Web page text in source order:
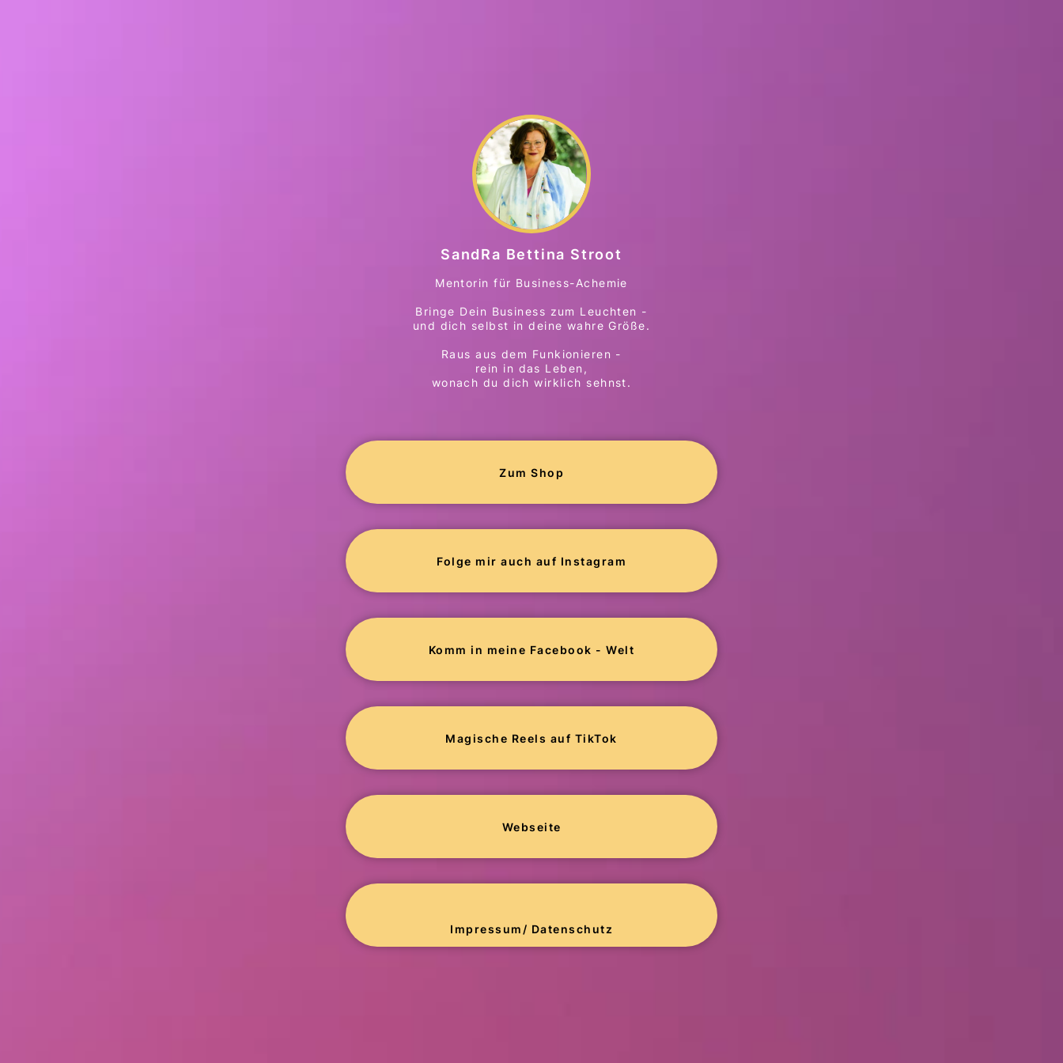
SandRa Bettina Stroot
Mentorin für Business-Achemie
Bringe Dein Business zum Leuchten -
und dich selbst in deine wahre Größe.
Raus aus dem Funkionieren -
rein in das Leben,
wonach du dich wirklich sehnst.
Zum Shop
Folge mir auch auf Instagram
Komm in meine Facebook - Welt
Magische Reels auf TikTok
Webseite
Impressum/ Datenschutz